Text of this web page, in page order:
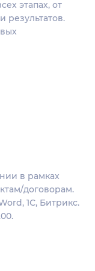
этапах, от
результатов.
в рамках
договорам.
1С, Битрикс.